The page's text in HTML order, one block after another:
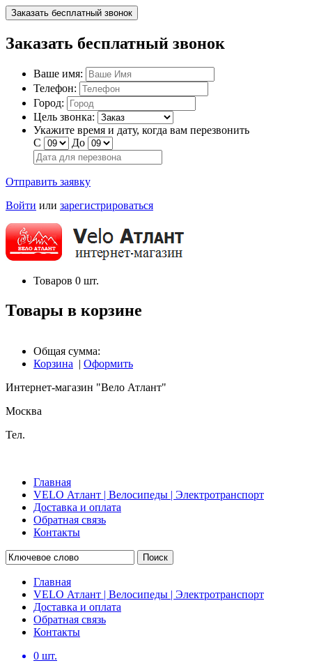
Заказать бесплатный звонок
Заказать бесплатный звонок
Ваше имя:
Телефон:
Город:
Цель звонка:
Укажите время и дату, когда вам перезвонить
С
До
Отправить заявку
Войти или зарегистрироваться
Товаров 0 шт.
Товары в корзине
Общая сумма:
Корзина | Оформить
Интернет-магазин "Вело Атлант"
Москва
Тел.
Главная
VELO Атлант | Велосипеды | Электротранспорт
Доставка и оплата
Обратная связь
Контакты
Поиск
Главная
VELO Атлант | Велосипеды | Электротранспорт
Доставка и оплата
Обратная связь
Контакты
0 шт.